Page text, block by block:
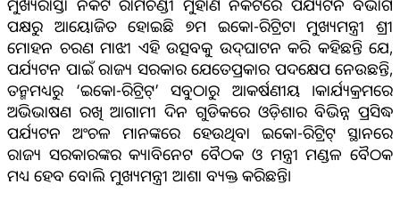
ମୁଖ୍ୟରାସ୍ତା ନିକଟ ରାମଚଣ୍ଡୀ ମୁହାଁଣ ନିକଟରେ ପର୍ଯ୍ୟଟନ ବିଭାଗ
ପକ୍ଷରୁ ଆୟୋଜିତ ହୋଇଛି ୭ମ ଇକୋ-ରିଟ୍ରିଟ। ମୁଖ୍ୟମନ୍ତ୍ରୀ ଶ୍ରୀ
ମୋହନ ଚରଣ ମାଝୀ ଏହି ଉତ୍ସବକୁ ଉଦ୍‌ଘାଟନ କରି କହିଛନ୍ତି ଯେ,
ପର୍ଯ୍ୟଟନ ପାଇଁ ରାଜ୍ୟ ସରକାର ଯେତେପ୍ରକାର ପଦକ୍ଷେପ ନେଉଛନ୍ତି,
ତନ୍ମମଧ୍ୟରୁ ‘ଇକୋ-ରିଟ୍ରିଟ୍’ ସବୁଠାରୁ ଆକର୍ଷଣୀୟ ।କାର୍ଯ୍ୟକ୍ରମରେ
ଅଭିଭାଷଣ ରଖି ଆଗାମୀ ଦିନ ଗୁଡିକରେ ଓଡ଼ିଶାର ବିଭିନ୍ନ ପ୍ରସିଦ୍ଧ
ପର୍ଯ୍ୟଟନ ଅଂଚଳ ମାନଙ୍କରେ ହେଉଥିବା ଇକୋ-ରିଟ୍ରିଟ୍ ସ୍ଥାନରେ
ରାଜ୍ୟ ସରକାରଙ୍କର କ୍ୟାବିନେଟ ବୈଠକ ଓ ମନ୍ତ୍ରୀ ମଣ୍ଡଳ ବୈଠକ
ମଧ୍ୟ ହେବ ବୋଲି ମୁଖ୍ୟମନ୍ତ୍ରୀ ଆଶା ବ୍ୟକ୍ତ କରିଛନ୍ତି।